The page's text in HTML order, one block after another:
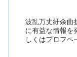
波乱万丈紆余曲
に有益な情報を
しくはプロフペ